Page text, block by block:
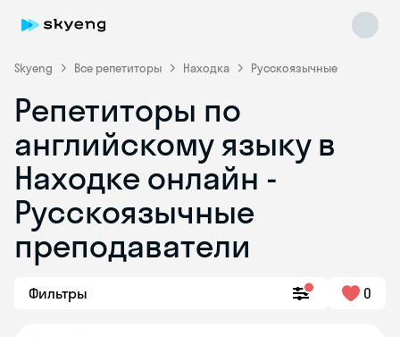
Skyeng Все репетиторы Находка Русскоязычные
Репетиторы по
английскому языку в
Находке онлайн -
Русскоязычные
преподаватели
Фильтры 0
online